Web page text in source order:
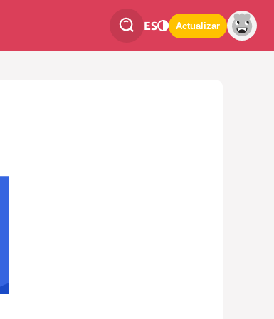
ES Actualizar